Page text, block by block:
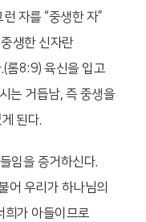
자를 “중생한 자”
생한 신자란
롬8:9) 육신을 입고
는 거듭남, 즉 중생을
된다.
임을 증거하신다.
어 우리가 하나님의
희가 아들이므로